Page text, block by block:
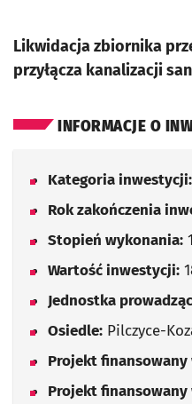
Likwidacja zbiornika
przyłącza kanalizacji
INFORMACJE O
Kategoria inwestycji:
Rok zakończenia
Stopień wykonania:
Wartość inwestycji:
Jednostka
Osiedle: Pilczyce-
Projekt finansowany
Projekt finansowany